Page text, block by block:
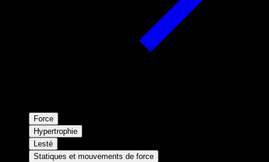
Force
Hypertrophie
Lesté
Statiques et mouvements de force